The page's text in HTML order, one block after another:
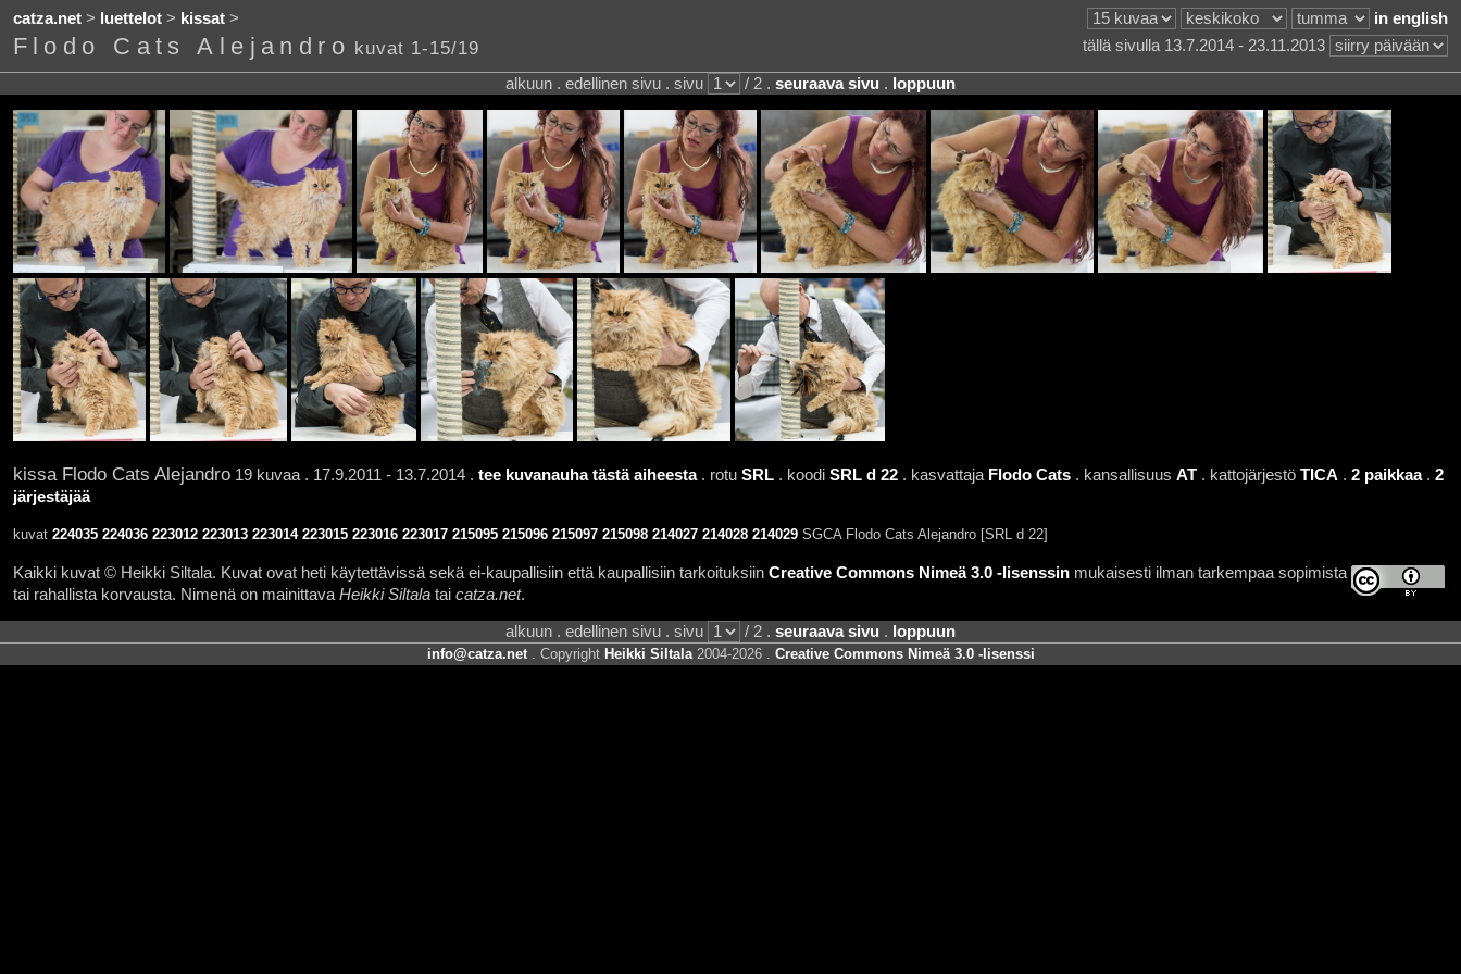
catza.net> luettelot> kissat> in english
Flodo Cats Alejandro kuvat 1-15/19 tällä sivulla 13.7.2014 - 23.11.2013
alkuun . edellinen sivu . sivu / 2 . seuraava sivu . loppuun
kissa Flodo Cats Alejandro19 kuvaa . 17.9.2011 - 13.7.2014 . tee kuvanauha tästä aiheesta. rotu SRL. koodi SRL d 22. kasvattaja Flodo Cats. kansallisuus AT. kattojärjestö TICA . 2 paikkaa. 2
järjestäjää
kuvat 224035 224036 223012 223013 223014 223015 223016 223017 215095 215096 215097 215098 214027 214028 214029SGCA Flodo Cats Alejandro [SRL d 22]
Kaikki kuvat © Heikki Siltala. Kuvat ovat heti käytettävissä sekä ei-kaupallisiin että kaupallisiin tarkoituksiin Creative Commons Nimeä 3.0 -lisenssinmukaisesti ilman tarkempaa sopimista
tai rahallista korvausta. Nimenä on mainittava Heikki Siltalatai catza.net.
alkuun . edellinen sivu . sivu / 2 . seuraava sivu . loppuun
info@catza.net. Copyright Heikki Siltala2004-2026 . Creative Commons Nimeä 3.0 -lisenssi